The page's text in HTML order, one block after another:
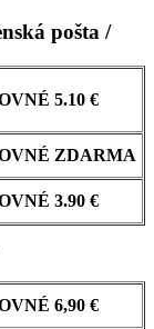
pošta /
5.10 €
ZDARMA
3.90 €
6,90 €